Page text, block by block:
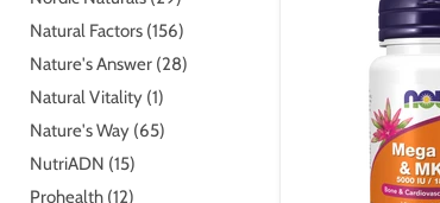
Natural Factors (156)
Nature's Answer (28)
Natural Vitality (1)
Nature's Way (65)
NutriADN (15)
Prohealth (12)